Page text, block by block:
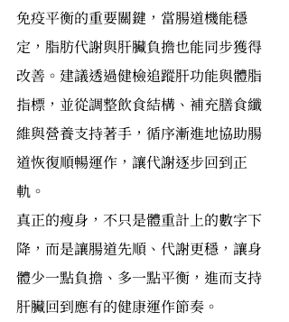
免疫平衡的重要關鍵，當腸道機能穩
定，脂肪代謝與肝臟負擔也能同步獲得
改善。建議透過健檢追蹤肝功能與體脂
指標，並從調整飲食結構、補充膳食纖
維與營養支持著手，循序漸進地協助腸
道恢復順暢運作，讓代謝逐步回到正
軌。
真正的瘦身，不只是體重計上的數字下
降，而是讓腸道先順、代謝更穩，讓身
體少一點負擔、多一點平衡，進而支持
肝臟回到應有的健康運作節奏。